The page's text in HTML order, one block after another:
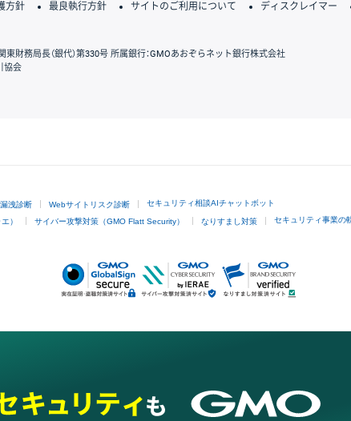
方針 最良執行方針 サイトのご利用について ディスクレイマー
財務局長（銀代）第330号 所属銀行：GMOあおぞらネット銀行株式会社
協会
洩診断 Webサイトリスク診断 セキュリティ相談AIチャットボット
） サイバー攻撃対策（GMO Flatt Security） なりすまし対策 セキュリティ事業の